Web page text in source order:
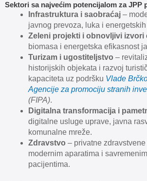
Sektori sa najvećim potencijalom za JPP
Infrastruktura i saobraćaj –
javnog prevoza, luka i energetskih
Zeleni projekti i obnovljivi izvori
biomasa i energetska efikasnost
Turizam i ugostiteljstvo –
historijskih objekata i razvoj
kapaciteta uz podršku Vlade
Agencije za promociju stranih
(FIPA).
Digitalna transformacija i
digitalne usluge uprave, javna
komunalne mreže.
Zdravstvo – privatne
modernim aparatima i
pacijentima.